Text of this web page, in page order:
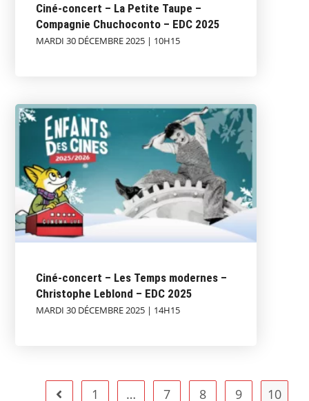
Ciné-concert – La Petite Taupe –
Compagnie Chuchoconto – EDC 2025
MARDI 30 DÉCEMBRE 2025 | 10H15
Ciné-concert – Les Temps modernes –
Christophe Leblond – EDC 2025
MARDI 30 DÉCEMBRE 2025 | 14H15
1 … 7 8 9 10